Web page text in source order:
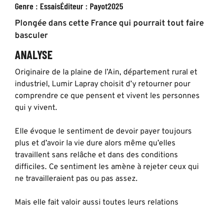
Genre : EssaisÉditeur : Payot2025
Plongée dans cette France qui pourrait tout faire
basculer
ANALYSE
Originaire de la plaine de l’Ain, département rural et
industriel, Lumir Lapray choisit d’y retourner pour
comprendre ce que pensent et vivent les personnes
qui y vivent.
Elle évoque le sentiment de devoir payer toujours
plus et d’avoir la vie dure alors même qu’elles
travaillent sans relâche et dans des conditions
difficiles. Ce sentiment les amène à rejeter ceux qui
ne travailleraient pas ou pas assez.
Mais elle fait valoir aussi toutes leurs relations